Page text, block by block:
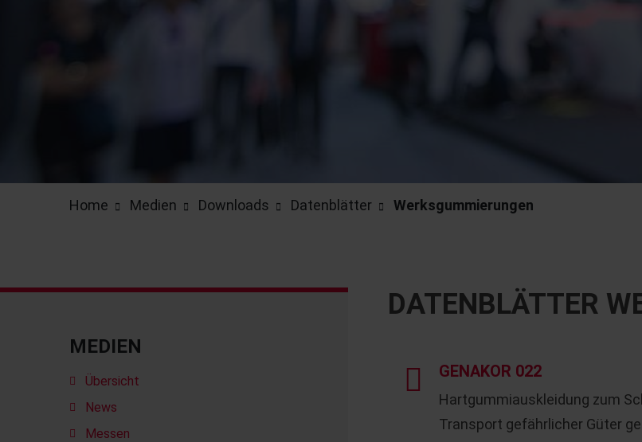
Home Medien Downloads Datenblätter Werksgummierungen
MEDIEN
Übersicht
News
Messen
DATENBLÄTTER
GENAKOR 022
Hartgummiauskleidung zum
Transport gefährlicher Güter